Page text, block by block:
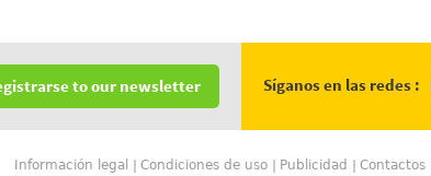
to our newsletter Síganos en las redes :
Información legal Condiciones de uso Publicidad Contactos